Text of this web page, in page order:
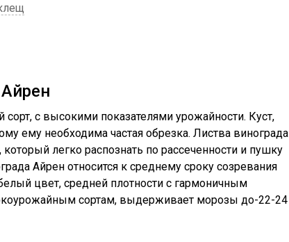
сорт, с высокими показателями урожайности. Куст,
ему необходима частая обрезка. Листва винограда
легко распознать по рассеченности и пушку
Айрен относится к среднему сроку созревания
цвет, средней плотности с гармоничным
сортам, выдерживает морозы до-22-24